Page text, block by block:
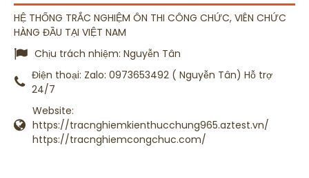
HỆ THỐNG TRẮC NGHIỆM ÔN THI CÔNG CHỨC, VIÊN CHỨC
HÀNG ĐẦU TẠI VIỆT NAM
Chịu trách nhiệm: Nguyễn Tân
Điện thoại: Zalo: 0973653492 ( Nguyễn Tân) Hỗ trợ
24/7
Website:
https://tracnghiemkienthucchung965.aztest.vn/
https://tracnghiemcongchuc.com/